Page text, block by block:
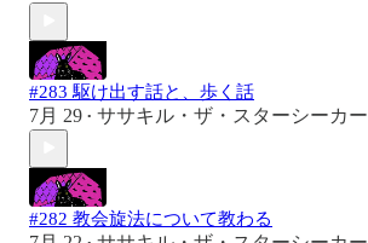
#283 駆け出す話と、歩く話
7月 29 • ササキル・ザ・スターシーカー
#282 教会旋法について教わる